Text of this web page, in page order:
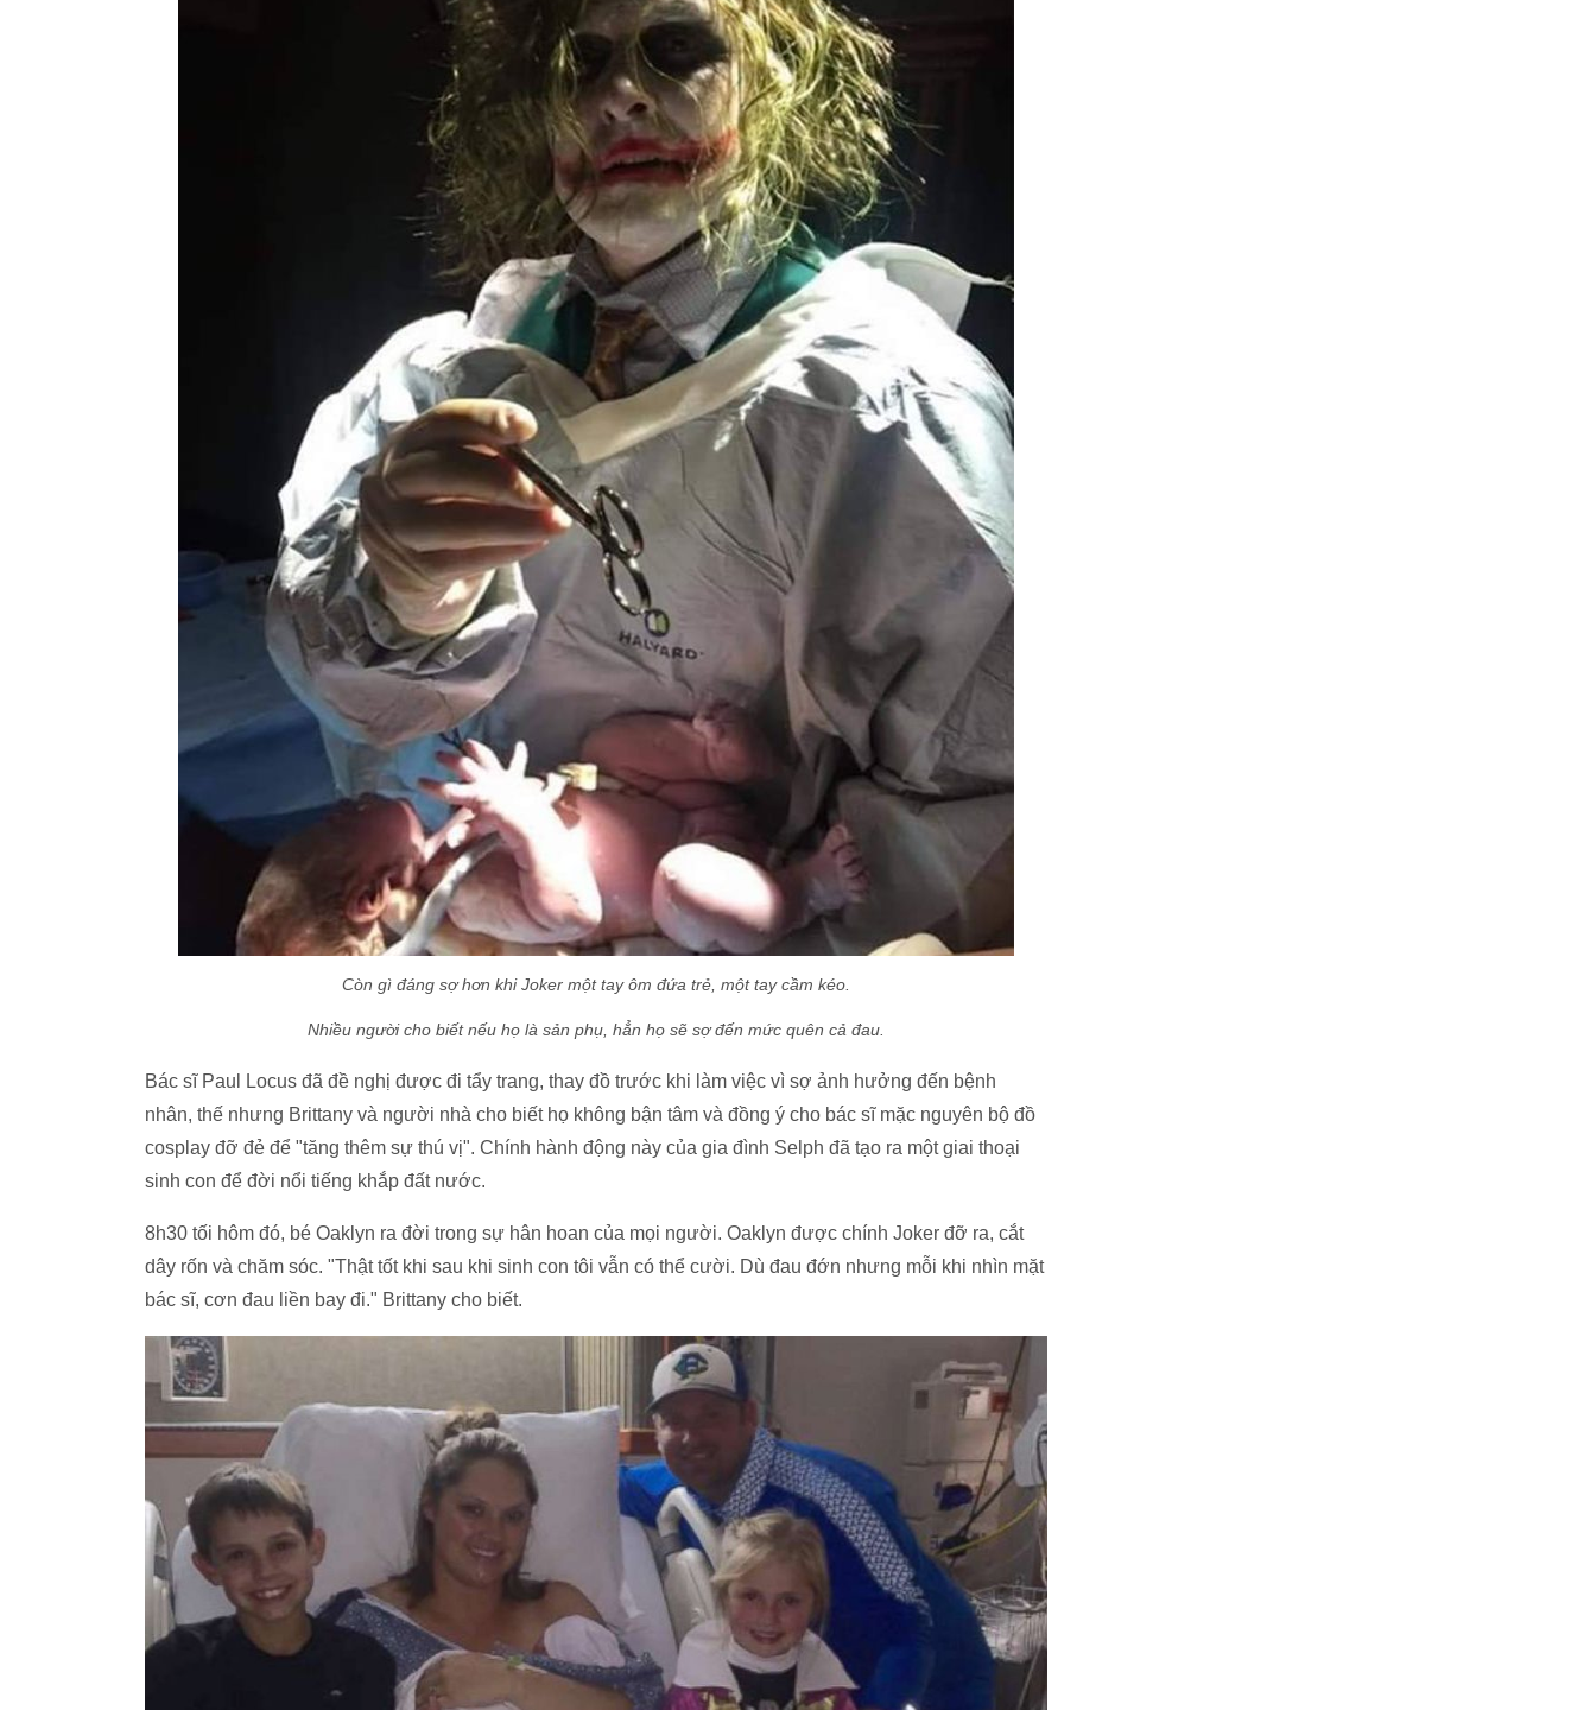
Còn gì đáng sợ hơn khi Joker một tay ôm đứa trẻ, một tay cầm kéo.
Nhiều người cho biết nếu họ là sản phụ, hẳn họ sẽ sợ đến mức quên cả đau.
Bác sĩ Paul Locus đã đề nghị được đi tẩy trang, thay đồ trước khi làm việc vì sợ ảnh hưởng đến bệnh
nhân, thế nhưng Brittany và người nhà cho biết họ không bận tâm và đồng ý cho bác sĩ mặc nguyên bộ đồ
cosplay đỡ đẻ để "tăng thêm sự thú vị". Chính hành động này của gia đình Selph đã tạo ra một giai thoại
sinh con để đời nổi tiếng khắp đất nước.
8h30 tối hôm đó, bé Oaklyn ra đời trong sự hân hoan của mọi người. Oaklyn được chính Joker đỡ ra, cắt
dây rốn và chăm sóc. "Thật tốt khi sau khi sinh con tôi vẫn có thể cười. Dù đau đớn nhưng mỗi khi nhìn mặt
bác sĩ, cơn đau liền bay đi." Brittany cho biết.